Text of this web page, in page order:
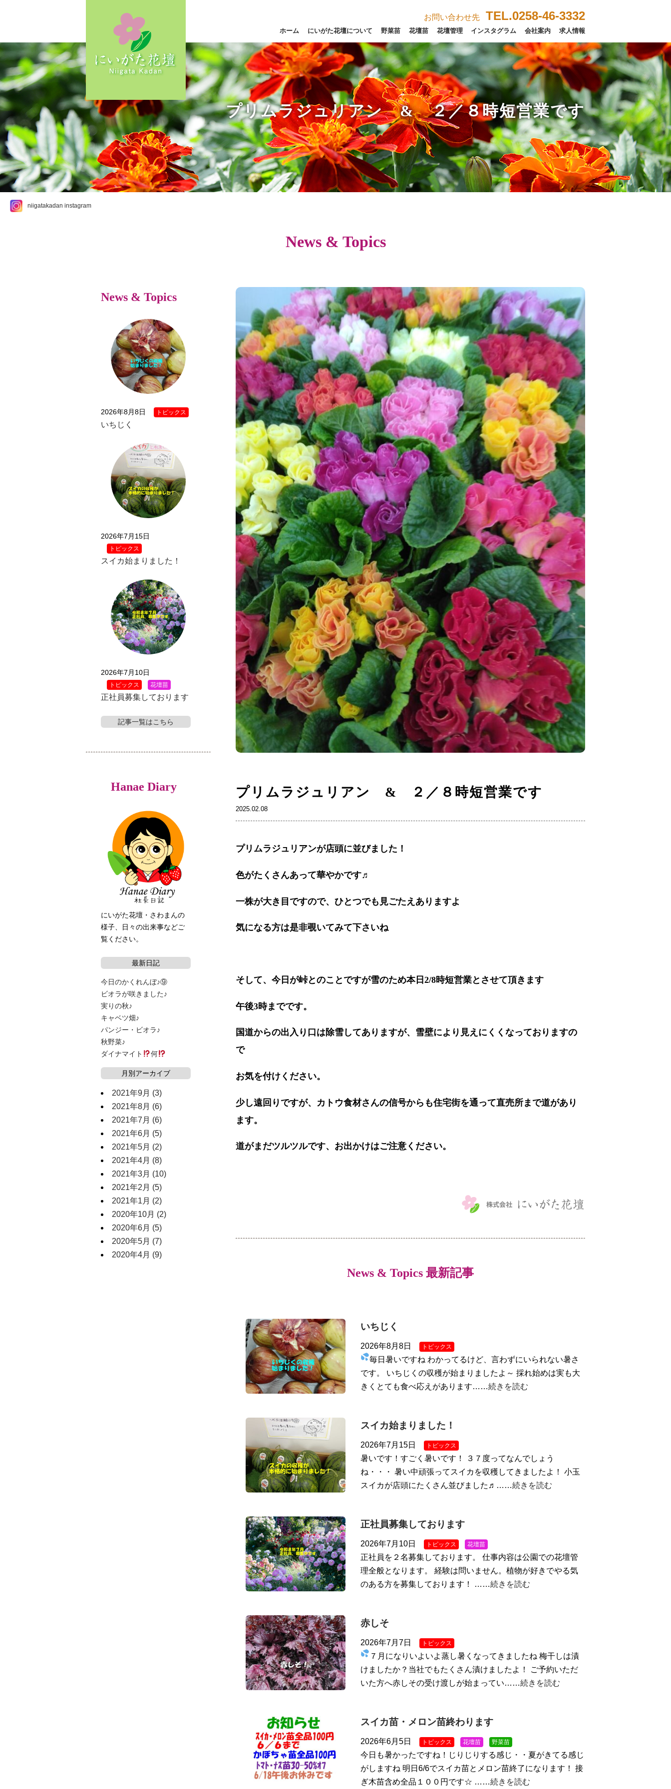
お問い合わせ先 TEL.0258-46-3332
ホーム にいがた花壇について 野菜苗 花壇苗 花壇管理 インスタグラム 会社案内 求人情報
niigatakadan instagram
プリムラジュリアン & ２／８時短営業です
News & Topics
プリムラジュリアン & ２／８時短営業です
2025.02.08
プリムラジュリアンが店頭に並びました！
色がたくさんあって華やかです♬
一株が大き目ですので、ひとつでも見ごたえありますよ
気になる方は是非覗いてみて下さいね
そして、今日が峠とのことですが雪のため本日2/8時短営業とさせて頂きます
午後3時までです。
国道からの出入り口は除雪してありますが、雪壁により見えにくくなっておりますの
で
お気を付けください。
少し遠回りですが、カトウ食材さんの信号からも住宅街を通って直売所まで道があり
ます。
道がまだツルツルです、お出かけはご注意ください。
News & Topics 最新記事
いちじく
2026年8月8日 トピックス
毎日暑いですね わかってるけど、言わずにいられない暑さ
です。 いちじくの収穫が始まりましたよ～ 採れ始めは実も大
きくとても食べ応えがあります……続きを読む
スイカ始まりました！
2026年7月15日 トピックス
暑いです！すごく暑いです！ ３７度ってなんでしょう
ね・・・ 暑い中頑張ってスイカを収穫してきましたよ！ 小玉
スイカが店頭にたくさん並びました♬……続きを読む
正社員募集しております
2026年7月10日 トピックス 花壇苗
正社員を２名募集しております。 仕事内容は公園での花壇管
理全般となります。 経験は問いません。植物が好きでやる気
のある方を募集しております！ ……続きを読む
赤しそ
2026年7月7日 トピックス
７月になりいよいよ蒸し暑くなってきましたね 梅干しは漬
けましたか？当社でもたくさん漬けましたよ！ ご予約いただ
いた方へ赤しその受け渡しが始まってい……続きを読む
スイカ苗・メロン苗終わります
2026年6月5日 トピックス 花壇苗 野菜苗
今日も暑かったですね！じりじりする感じ・・夏がきてる感じ
がしますね 明日6/6でスイカ苗とメロン苗終了になります！ 接
ぎ木苗含め全品１００円です☆ ……続きを読む
News & Topics
2026年8月8日 トピックス
いちじく
2026年7月15日
トピックス
スイカ始まりました！
2026年7月10日
トピックス 花壇苗
正社員募集しております
記事一覧はこちら
Hanae Diary
にいがた花壇・さわまんの
様子、日々の出来事などご
覧ください。
最新日記
今日のかくれんぼ♪⑨
ビオラが咲きました♪
実りの秋♪
キャベツ畑♪
パンジー・ビオラ♪
秋野菜♪
ダイナマイト
何
月別アーカイブ
2021年9月 (3)
2021年8月 (6)
2021年7月 (6)
2021年6月 (5)
2021年5月 (2)
2021年4月 (8)
2021年3月 (10)
2021年2月 (5)
2021年1月 (2)
2020年10月 (2)
2020年6月 (5)
2020年5月 (7)
2020年4月 (9)